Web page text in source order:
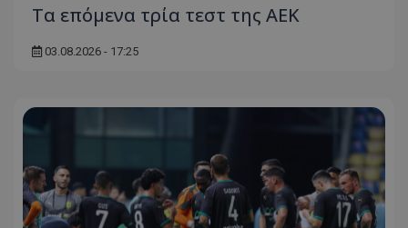
Τα επόμενα τρία τεστ της ΑΕΚ
03.08.2026 - 17:25